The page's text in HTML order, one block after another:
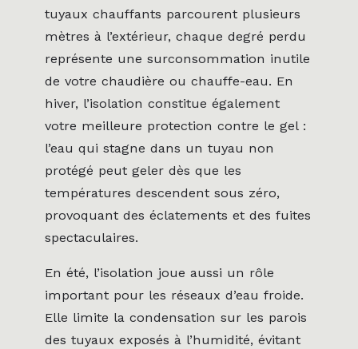
tuyaux chauffants parcourent plusieurs
mètres à l’extérieur, chaque degré perdu
représente une surconsommation inutile
de votre chaudière ou chauffe-eau. En
hiver, l’isolation constitue également
votre meilleure protection contre le gel :
l’eau qui stagne dans un tuyau non
protégé peut geler dès que les
températures descendent sous zéro,
provoquant des éclatements et des fuites
spectaculaires.
En été, l’isolation joue aussi un rôle
important pour les réseaux d’eau froide.
Elle limite la condensation sur les parois
des tuyaux exposés à l’humidité, évitant